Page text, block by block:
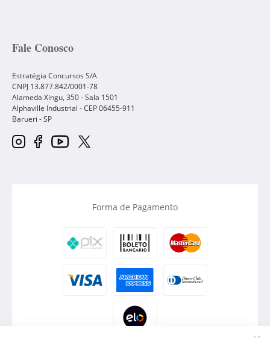
Fale Conosco
Estratégia Concursos S/A
CNPJ 13.877.842/0001-78
Alameda Xingu, 350 - Sala 1501
Alphaville Industrial - CEP06455-911
Barueri -SP
Forma de Pagamento